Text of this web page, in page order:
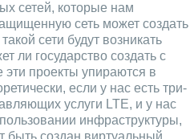
сетей, которые нам
сеть может создать
сети будут возникать
ли государство создать с
эти проекты упираются в
если у нас есть три-
услуги LTE, и у нас
инфраструктуры,
быть создан виртуальный